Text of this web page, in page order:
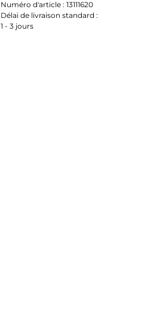
Numéro d'article : 13111620
Délai de livraison standard :
1 - 3 jours